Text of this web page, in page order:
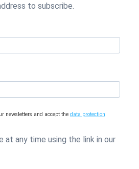
to subscribe.
newsletters and accept the data protection
at any time using the link in our